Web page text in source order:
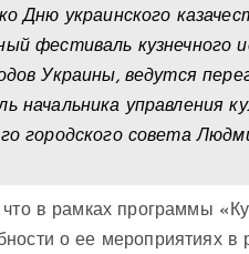
Дню украинского
фестиваль кузнечного
Украины, ведутся
начальника управления
городского совета
в рамках программы
о ее мероприятиях в